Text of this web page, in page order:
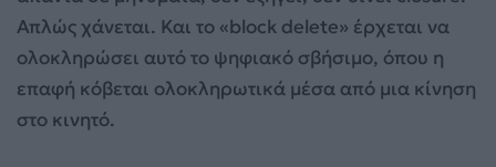
Απλώς χάνεται. Και το «block delete» έρχεται να
ολοκληρώσει αυτό το ψηφιακό σβήσιμο, όπου η
επαφή κόβεται ολοκληρωτικά μέσα από μια κίνηση
στο κινητό.